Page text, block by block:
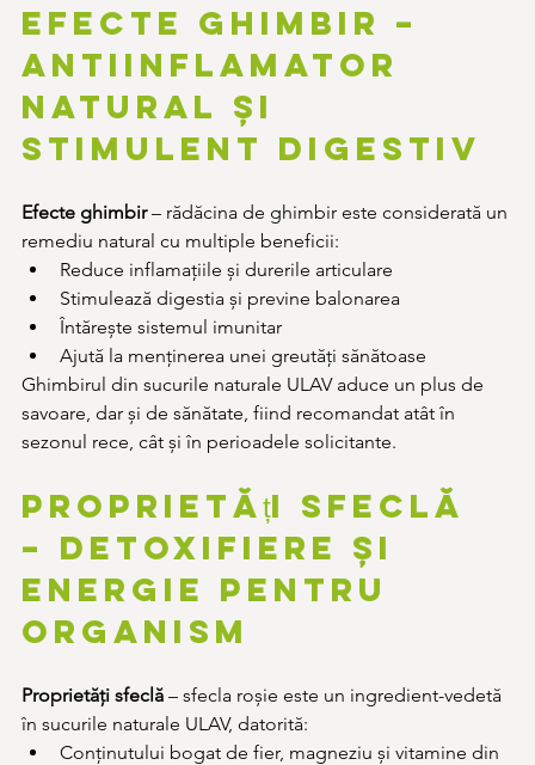
Efecte ghimbir –
antiinflamator
natural și
stimulent digestiv
Efecte ghimbir – rădăcina de ghimbir este considerată un
remediu natural cu multiple beneficii:
Reduce inflamațiile și durerile articulare
Stimulează digestia și previne balonarea
Întărește sistemul imunitar
Ajută la menținerea unei greutăți sănătoase
Ghimbirul din sucurile naturale ULAV aduce un plus de
savoare, dar și de sănătate, fiind recomandat atât în
sezonul rece, cât și în perioadele solicitante.
Proprietăți sfeclă
– detoxifiere și
energie pentru
organism
Proprietăți sfeclă – sfecla roșie este un ingredient-vedetă
în sucurile naturale ULAV, datorită:
Conținutului bogat de fier, magneziu și vitamine din